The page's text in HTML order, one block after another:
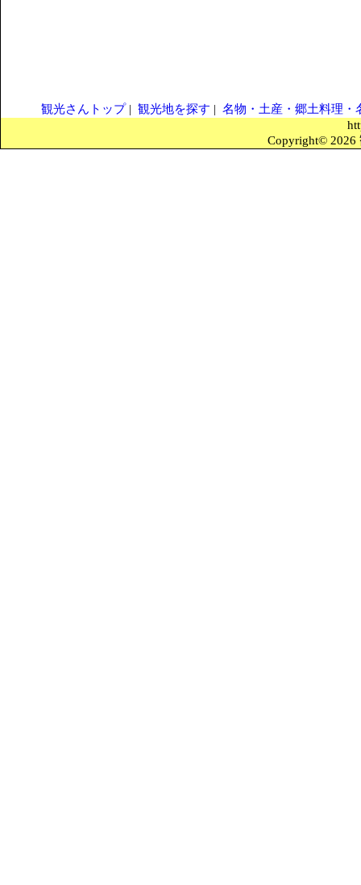
観光さんトップ| 観光地を探す | 名物・土産・郷土料理・
Copyright© 2026